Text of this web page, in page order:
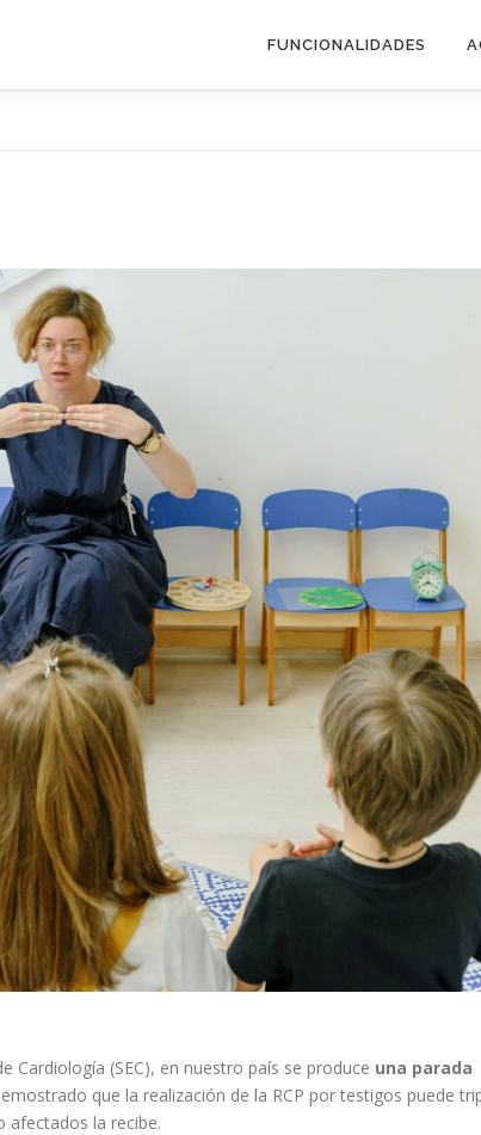
FUNCIONALIDADES
Cardiología (SEC), en nuestro país se produce una parada
que la realización de la RCP por testigos puede
afectados la recibe.